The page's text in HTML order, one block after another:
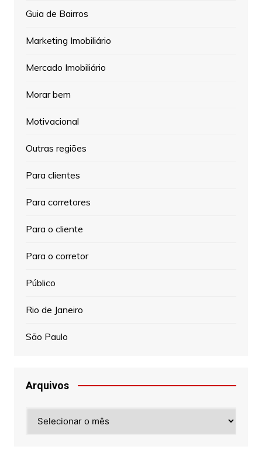
Guia de Bairros
Marketing Imobiliário
Mercado Imobiliário
Morar bem
Motivacional
Outras regiões
Para clientes
Para corretores
Para o cliente
Para o corretor
Público
Rio de Janeiro
São Paulo
Arquivos